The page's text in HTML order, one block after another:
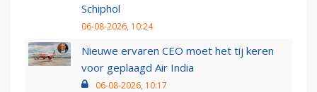
Schiphol
06-08-2026, 10:24
Nieuwe ervaren CEO moet het tij keren
voor geplaagd Air India
06-08-2026, 10:17